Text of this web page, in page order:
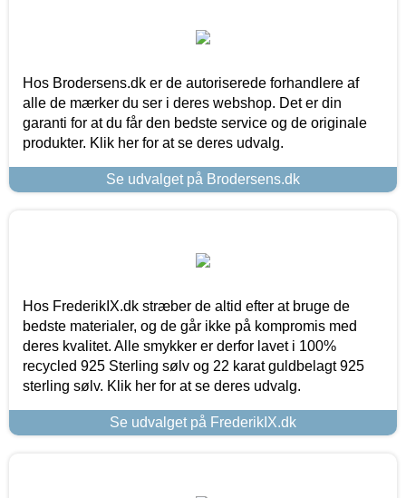
Hos Brodersens.dk er de autoriserede forhandlere af
alle de mærker du ser i deres webshop. Det er din
garanti for at du får den bedste service og de originale
produkter. Klik her for at se deres udvalg.
Se udvalget på Brodersens.dk
Hos FrederikIX.dk stræber de altid efter at bruge de
bedste materialer, og de går ikke på kompromis med
deres kvalitet. Alle smykker er derfor lavet i 100%
recycled 925 Sterling sølv og 22 karat guldbelagt 925
sterling sølv. Klik her for at se deres udvalg.
Se udvalget på FrederikIX.dk